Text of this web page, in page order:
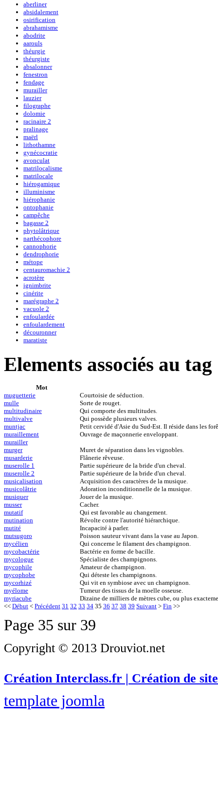
aberliner
absidalement
osirification
abrahamisme
abodrite
aarouls
théurgie
théurgiste
absalonner
fenestron
fendage
murailler
lauzier
filographe
dolomie
racinaire 2
pralinage
maërl
lithothamne
gynécocratie
avonculat
matrilocalisme
matrilocale
hiérogamique
illuminisme
hiérophanie
ontophanie
campêche
bagasse 2
phytolâtrique
narthécophore
cannophorie
dendrophorie
métope
centauromachie 2
acrotère
ignimbrite
cinérite
marégraphe 2
vacuole 2
enfoulardée
enfoulardement
découronner
maratiste
Elements associés au
Mot
muguetterie
Courtoisie de séduction.
mulle
Sorte de rouget.
multitudinaire
Qui comporte des multitudes.
multivalve
Qui possède plusieurs valves.
muntjac
Petit cervidé d'Asie du Sud-Est. Il réside dans les
muraillement
Ouvrage de maçonnerie enveloppant.
murailler
murger
Muret de séparation dans les vignobles.
musarderie
Flânerie rêveuse.
muserolle 1
Partie supérieure de la bride d'un cheval.
muserolle 2
Partie supérieure de la bride d'un cheval.
musicalisation
Acquisition des caractères de la musique.
musicolâtrie
Adoration inconditionnelle de la musique.
musiquer
Jouer de la musique.
musser
Cacher.
mutatif
Qui est favorable au changement.
mutination
Révolte contre l'autorité hiérarchique.
mutité
Incapacité à parler.
mutsugoro
Poisson sauteur vivant dans la vase au Japon.
mycélien
Qui concerne le filament des champignon.
mycobactérie
Bactérie en forme de bacille.
mycologue
Spécialiste des champignons.
mycophile
Amateur de champignon.
mycophobe
Qui déteste les champignons.
mycorhizé
Qui vit en symbiose avec un champignon.
myélome
Tumeur des tissus de la moelle osseuse.
myriacube
Dizaine de milliers de mètres cube, ou plus
<< Début < Précédent 31 32 33 34 35 36 37 38 39 Suivant > Fin >>
Page 35 sur 39
Copyright © 2013 Drouviot.net
Création Interclass.fr | Création de
template joomla